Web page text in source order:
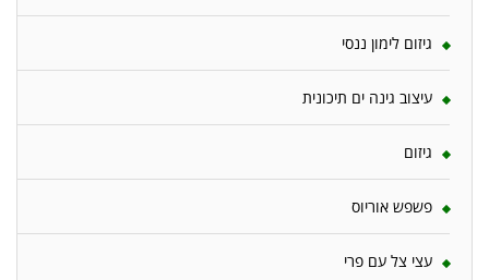
גיזום לימון ננסי
עיצוב גינה ים תיכונית
גיזום
פשפש אוריוס
עצי צל עם פרי